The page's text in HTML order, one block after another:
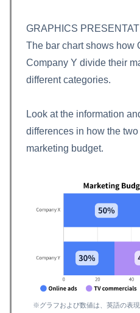
GRAPHICS
The bar chart shows how
Company Y divide their
different categories.
Look at the information
differences in how the
marketing budget.
※グラフおよび数値は、英語の表